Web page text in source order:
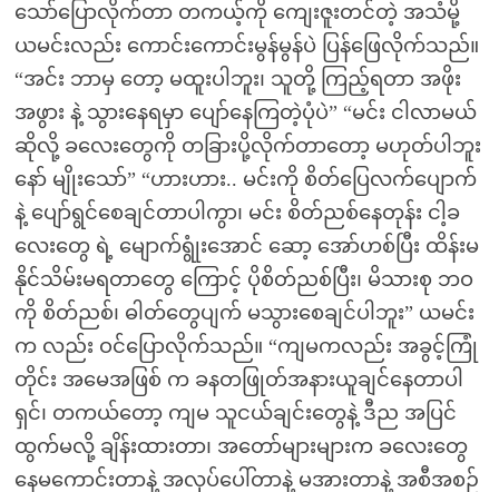
သော်ပြောလိုက်တာ တကယ့်ကို ကျေးဇူးတင်တဲ့ အသံမို့
ယမင်းလည်း ကောင်းကောင်းမွန်မွန်ပဲ ပြန်ဖြေလိုက်သည်။
“အင်း ဘာမှ တော့ မထူးပါဘူး၊ သူတို့ ကြည့်ရတာ အဖိုး
အဖွား နဲ့ သွားနေရမှာ ပျော်နေကြတဲ့ပုံပဲ” “မင်း ငါလာမယ်
ဆိုလို့ ခလေးတွေကို တခြားပို့လိုက်တာတော့ မဟုတ်ပါဘူး
နော် မျိုးသော်” “ဟားဟား.. မင်းကို စိတ်ပြေလက်ပျောက်
နဲ့ ပျော်ရွင်စေချင်တာပါကွာ၊ မင်း စိတ်ညစ်နေတုန်း ငါ့ခ
လေးတွေ ရဲ့ မျောက်ရွုံးအောင် ဆော့ အော်ဟစ်ပြီး ထိန်းမ
နိုင်သိမ်းမရတာတွေ ကြောင့် ပိုစိတ်ညစ်ပြီး၊ မိသားစု ဘဝ
ကို စိတ်ညစ်၊ ဓါတ်တွေပျက် မသွားစေချင်ပါဘူး” ယမင်း
က လည်း ဝင်ပြောလိုက်သည်။ “ကျမကလည်း အခွင့်ကြုံ
တိုင်း အမေအဖြစ် က ခနတဖြုတ်အနားယူချင်နေတာပါ
ရှင်၊ တကယ်တော့ ကျမ သူငယ်ချင်းတွေနဲ့ ဒီည အပြင်
ထွက်မလို့ ချိန်းထားတာ၊ အတော်များများက ခလေးတွေ
နေမကောင်းတာနဲ့ အလုပ်ပေါ်တာနဲ့ မအားတာနဲ့ အစီအစဉ်